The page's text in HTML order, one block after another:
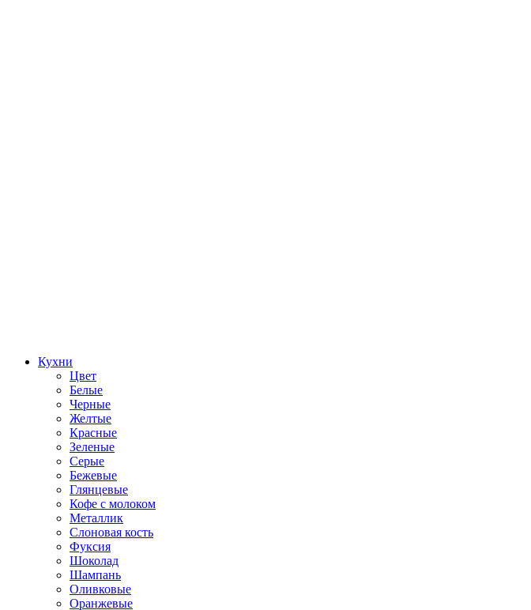
Кухни
Цвет
Белые
Черные
Желтые
Красные
Зеленые
Серые
Бежевые
Глянцевые
Кофе с молоком
Металлик
Слоновая кость
Фуксия
Шоколад
Шампань
Оливковые
Оранжевые